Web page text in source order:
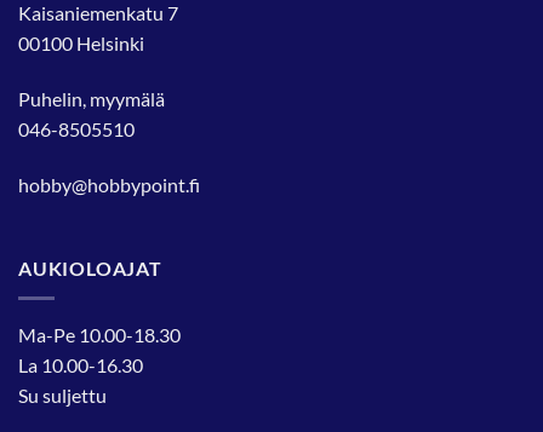
Kaisaniemenkatu 7
00100 Helsinki
Puhelin, myymälä
046-8505510
hobby@hobbypoint.fi
AUKIOLOAJAT
Ma-Pe 10.00-18.30
La 10.00-16.30
Su suljettu